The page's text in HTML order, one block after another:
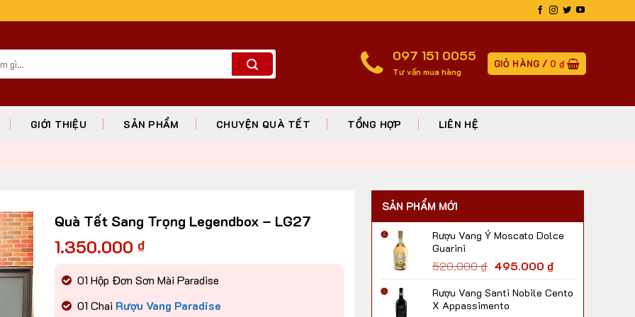
097 151 0055
Tư vấn mua hàng
GIỎ HÀNG / 0 ₫
GIỚI THIỆU SẢN PHẨM CHUYỆN QUÀ TẾT TỔNG HỢP LIÊN HỆ
SẢN PHẨM MỚI
Rượu Vang Ý Moscato Dolce
Guarini
520.000₫ 495.000 ₫
Rượu Vang Santi Nobile Cento
X Appassimento
Quà Tết Sang Trọng Legendbox – LG27
1.350.000 ₫
01 Hộp Đơn Sơn Mài Paradise
01 Chai Rượu Vang Paradise